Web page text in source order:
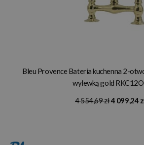
Bleu Provence Bateria kuchenna 2-
wylewką gold
4 554,69 zł4 099,24